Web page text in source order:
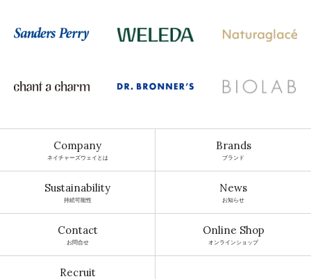
Company
ネイチャーズウェイとは
Brands
ブランド
Sustainability
持続可能性
News
お知らせ
Contact
お問合せ
Online Shop
オンラインショップ
Recruit